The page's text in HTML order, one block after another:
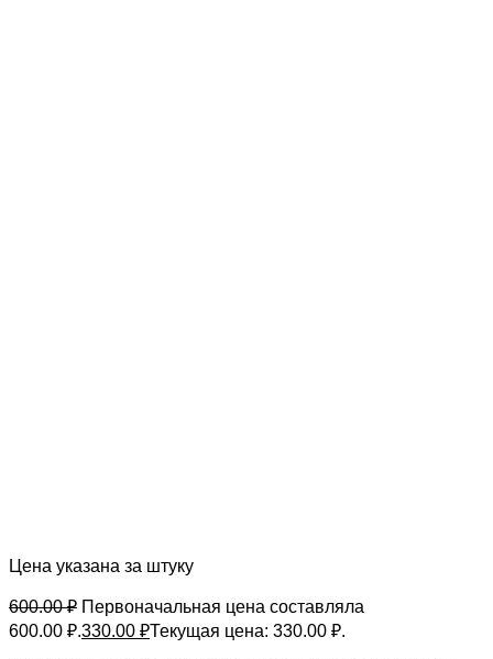
Цена указана за штуку
600.00₽ Первоначальная цена составляла
600.00 ₽.330.00 ₽Текущая цена: 330.00 ₽.